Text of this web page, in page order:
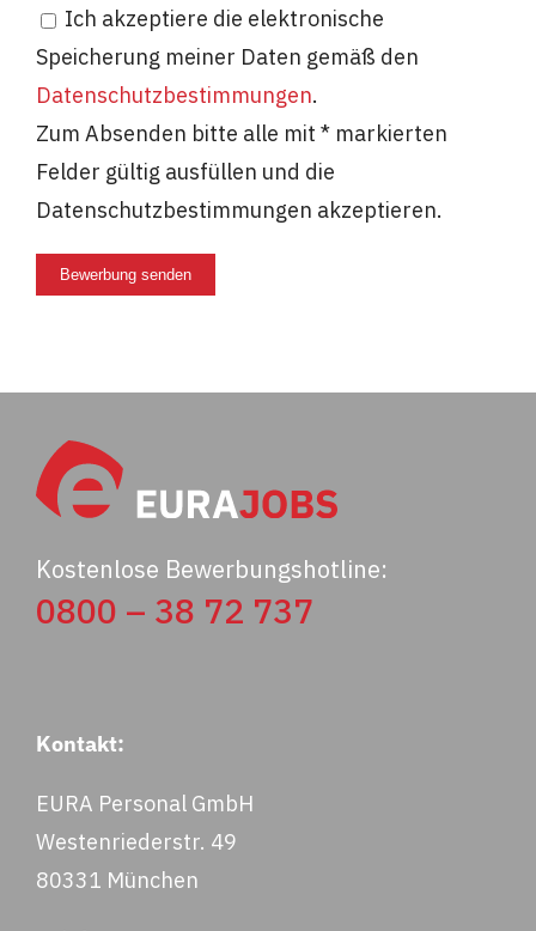
Ich akzeptiere die elektronische
Speicherung meiner Daten gemäß den
Datenschutzbestimmungen.
Zum Absenden bitte alle mit * markierten
Felder gültig ausfüllen und die
Datenschutzbestimmungen akzeptieren.
Bewerbung senden
Kostenlose Bewerbungshotline:
0800 – 38 72 737
Kontakt:
EURA Personal GmbH
Westenriederstr. 49
80331 München